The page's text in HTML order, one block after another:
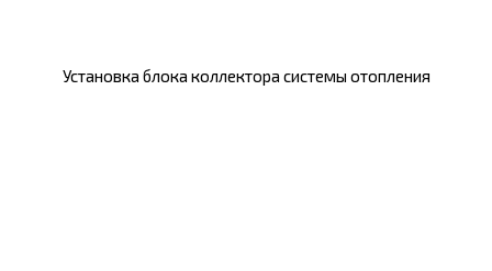
Установка блока коллектора системы отопления